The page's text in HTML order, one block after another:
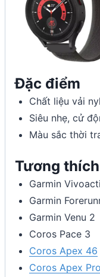
Đặc điểm
Chất liệu vải
Siêu nhẹ, cử
Màu sắc thời
Tương thích
Garmin
Garmin
Garmin Venu 2
Coros Pace 3
Coros Apex 46
Coros Apex Pro